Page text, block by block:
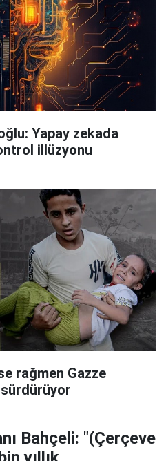
Yapay zekada
illüzyonu
rağmen Gazze
sürdürüyor
Bahçeli: "(Çerçeve